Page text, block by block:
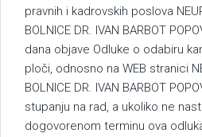
pravnih i kadrovskih poslova
BOLNICE DR. IVAN BARBOT
dana objave Odluke o odabiru
ploči, odnosno na WEB stranici
BOLNICE DR. IVAN BARBOT
stupanju na rad, a ukoliko ne
dogovorenom terminu ova